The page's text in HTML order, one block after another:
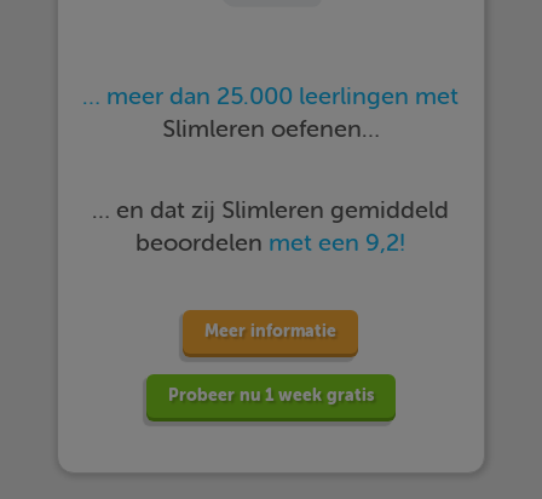
… meer dan 25.000 leerlingen met
Slimleren oefenen…
… en dat zij Slimleren gemiddeld
beoordelen met een 9,2!
Meer informatie
Probeer nu 1 week gratis